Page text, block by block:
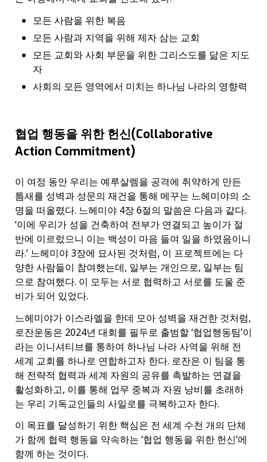
모든 사람을 위한 복음
모든 사람과 지역을 위해 제자 삼는 교회
모든 교회와 사회 부문을 위한 그리스도를 닮은 지도
자
사회의 모든 영역에서 미치는 하나님 나라의 영향력
협업 행동을 위한 헌신(Collaborative
Action Commitment)
이 여정 동안 우리는 예루살렘을 공격에 취약하게 만든
틈새를 성벽과 성문의 재건을 통해 메꾸는 느헤미야의 소
명을 떠올렸다. 느헤미야 4장 6절의 말씀은 다음과 같다.
‘이에 우리가 성을 건축하여 전부가 연결되고 높이가 절
반에 이르렀으니 이는 백성이 마음 들여 일을 하였음이니
라.’ 느헤미야 3장에 묘사된 것처럼, 이 프로젝트에는 다
양한 사람들이 참여했는데, 일부는 개인으로, 일부는 팀
으로 참여했다. 이 모두는 서로 협력하고 서로를 도울 준
비가 되어 있었다.
느헤미야가 이스라엘을 한데 모아 성벽을 재건한 것처럼,
로잔운동은 2024년 대회를 필두로 출범할 ‘협업행동팀’이
라는 이니셔티브를 통하여 하나님 나라 사역을 위해 전
세계 교회를 하나로 연합하고자 한다. 로잔은 이 팀을 통
해 전략적 협력과 세계 자원의 공유를 촉발하는 연결을
활성화하고, 이를 통해 업무 중복과 자원 낭비를 초래하
는 우리 기독교인들의 사일로를 극복하고자 한다.
이 목표를 달성하기 위한 핵심은 전 세계 수천 개의 단체
가 함께 협력 행동을 약속하는 ‘협업 행동을 위한 헌신’에
함께 하는 것이다.